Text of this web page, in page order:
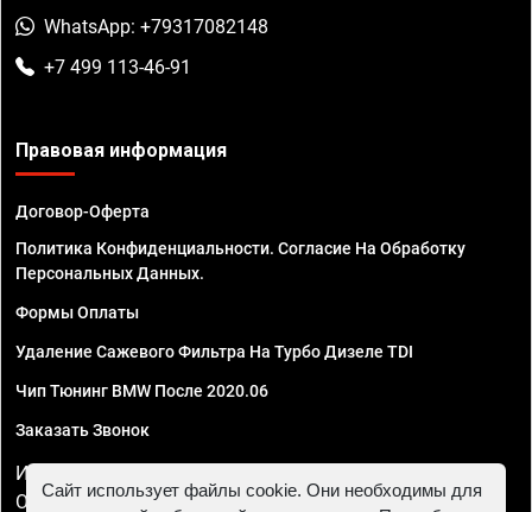
WhatsApp: +79317082148
+7 499 113-46-91
Правовая информация
Договор-Оферта
Политика Конфиденциальности. Согласие На Обработку
Персональных Данных.
Формы Оплаты
Удаление Сажевого Фильтра На Турбо Дизеле TDI
Чип Тюнинг BMW После 2020.06
Заказать Звонок
ИП Смирнов Георгий Павлович. ИНН 781302555843,
ОГРНИП 324470400032610
Сайт использует файлы cookie. Они необходимы для